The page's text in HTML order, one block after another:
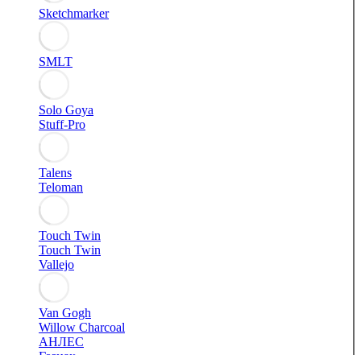
Sketchmarker
SMLT
Solo Goya
Stuff-Pro
Talens
Teloman
Touch Twin
Touch Twin
Vallejo
Van Gogh
Willow Charcoal
АНЛЕС